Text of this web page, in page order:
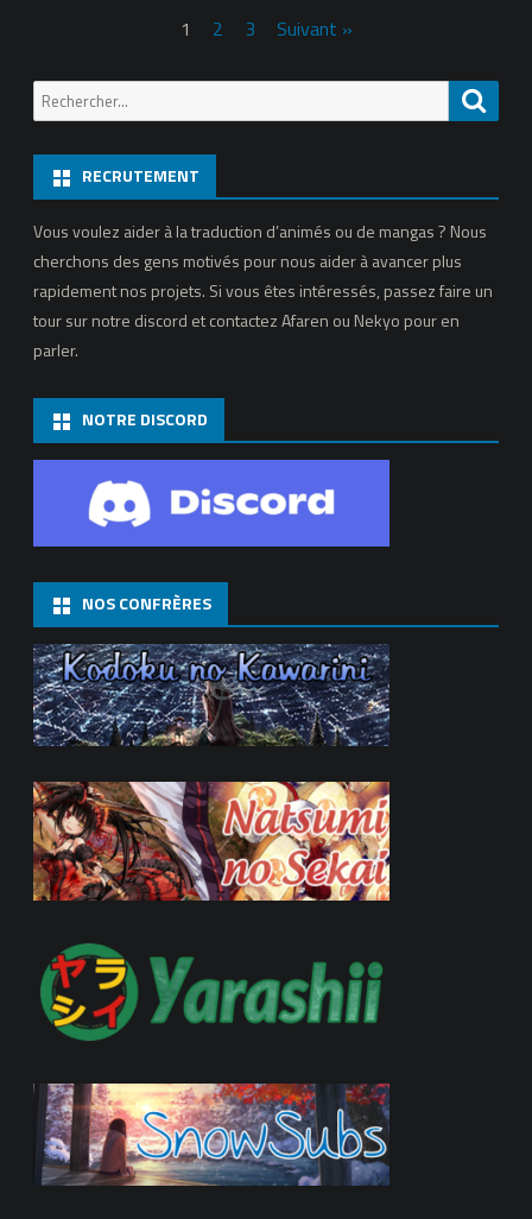
–
04
publications
1 2 3 Suivant »
Recherche
pour:
RECRUTEMENT
Vous voulez aider à la traduction d’animés ou de mangas ? Nous
cherchons des gens motivés pour nous aider à avancer plus
rapidement nos projets. Si vous êtes intéressés, passez faire un
tour sur notre discord et contactez Afaren ou Nekyo pour en
parler.
NOTRE DISCORD
NOS CONFRÈRES